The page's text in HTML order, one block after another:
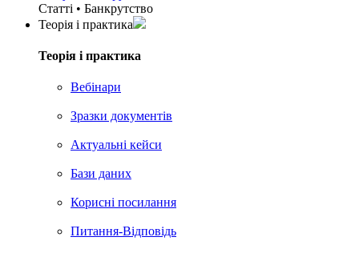
Статті • Банкрутство
Теорія i практика
Теорія i практика
Вебінари
Зразки документів
Актуальні кейси
Бази даних
Корисні посилання
Питання-Відповідь